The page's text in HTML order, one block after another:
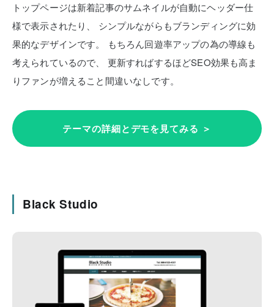
トップページは新着記事のサムネイルが自動にヘッダー仕
様で表示されたり、
シンプルながらもブランディングに効
果的なデザインです。
もちろん回遊率アップの為の導線も
考えられているので、
更新すればするほどSEO効果も高ま
りファンが増えること間違いなしです。
テーマの詳細とデモを見てみる ＞
Black Studio